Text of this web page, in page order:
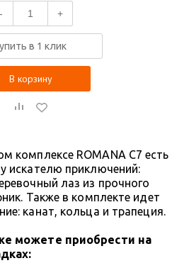
- +
в 1 клик
В корзину
комплексе ROMANA С7 есть
искателю приключений:
лаз из прочного
Также в комплекте идет
канат, кольца и трапеция.
можете приобрести на